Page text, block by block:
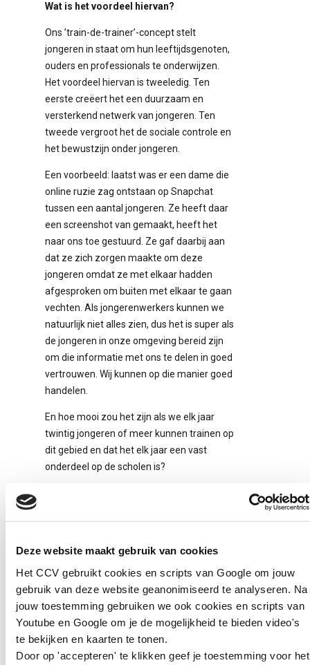
Deze website maakt gebruik van cookies
Het CCV gebruikt cookies en scripts van Google om jouw
gebruik van deze website geanonimiseerd te analyseren. Na
jouw toestemming gebruiken we ook cookies en scripts van
Youtube en Google om je de mogelijkheid te bieden video's
te bekijken en kaarten te tonen.
Door op 'accepteren' te klikken geef je toestemming voor het
Wat is het voordeel hiervan?
Ons ’train-de-trainer’-concept stelt
jongeren in staat om hun leeftijdsgenoten,
ouders en professionals te onderwijzen.
Het voordeel hiervan is tweeledig. Ten
eerste creëert het een duurzaam en
versterkend netwerk van jongeren. Ten
tweede vergroot het de sociale controle en
het bewustzijn onder jongeren.
Een voorbeeld: laatst was er een dame die
online ruzie zag ontstaan op Snapchat
tussen een aantal jongeren. Ze heeft daar
een screenshot van gemaakt, heeft het
naar ons toe gestuurd. Ze gaf daarbij aan
dat ze zich zorgen maakte om deze
jongeren omdat ze met elkaar hadden
afgesproken om buiten met elkaar te gaan
vechten. Als jongerenwerkers kunnen we
natuurlijk niet alles zien, dus het is super als
de jongeren in onze omgeving bereid zijn
om die informatie met ons te delen in goed
vertrouwen. Wij kunnen op die manier goed
handelen.
En hoe mooi zou het zijn als we elk jaar
twintig jongeren of meer kunnen trainen op
dit gebied en dat het elk jaar een vast
onderdeel op de scholen is?
(AZC) die de Nederlandse taal nog niet
volledig onder de knie hadden. Wat
merkte je hiervan?
We zagen bij die leerlingen dat het
kennisniveau op het gebied van
cyberweerbaarheid na de nulmeting juist